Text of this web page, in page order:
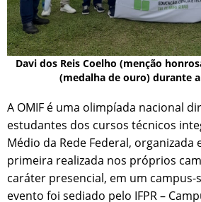
Davi dos Reis Coelho (menção
(medalha de ouro) durante a
A OMIF é uma olimpíada nacional
estudantes dos cursos técnicos
Médio da Rede Federal, organizada
primeira realizada nos próprios
caráter presencial, em um campus-
evento foi sediado pelo IFPR –